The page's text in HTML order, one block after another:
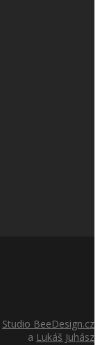
Studio BeeDesign.cz
a Lukáš Juhász